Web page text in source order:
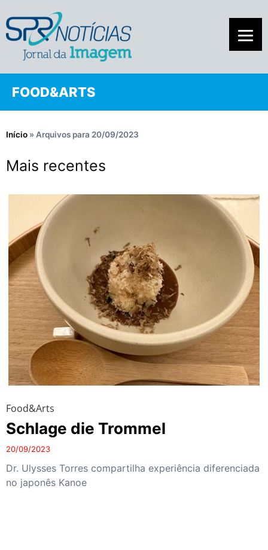
FOOD&ARTS
Início » Arquivos para 20/09/2023
Mais recentes
Food&Arts
Schlage die Trommel
20/09/2023
Dr. Ulysses Torres compartilha experiência diferenciada
no japonês Kanoe